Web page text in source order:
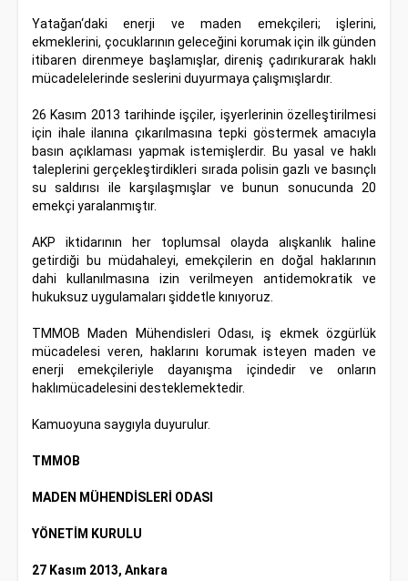
Yatağan‘daki enerji ve maden emekçileri; işlerini,
ekmeklerini, çocuklarının geleceğini korumak için ilk günden
itibaren direnmeye başlamışlar, direniş çadırıkurarak haklı
mücadelelerinde seslerini duyurmaya çalışmışlardır.
26 Kasım 2013 tarihinde işçiler, işyerlerinin özelleştirilmesi
için ihale ilanına çıkarılmasına tepki göstermek amacıyla
basın açıklaması yapmak istemişlerdir. Bu yasal ve haklı
taleplerini gerçekleştirdikleri sırada polisin gazlı ve basınçlı
su saldırısı ile karşılaşmışlar ve bunun sonucunda 20
emekçi yaralanmıştır.
AKP iktidarının her toplumsal olayda alışkanlık haline
getirdiği bu müdahaleyi, emekçilerin en doğal haklarının
dahi kullanılmasına izin verilmeyen antidemokratik ve
hukuksuz uygulamaları şiddetle kınıyoruz.
TMMOB Maden Mühendisleri Odası, iş ekmek özgürlük
mücadelesi veren, haklarını korumak isteyen maden ve
enerji emekçileriyle dayanışma içindedir ve onların
haklımücadelesini desteklemektedir.
Kamuoyuna saygıyla duyurulur.
TMMOB
MADEN MÜHENDİSLERİ ODASI
YÖNETİM KURULU
27 Kasım 2013, Ankara